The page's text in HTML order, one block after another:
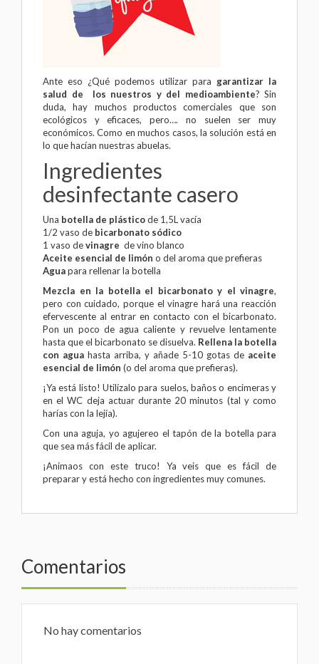
Ante eso ¿Qué podemos utilizar para garantizar la
salud de los nuestros y del medioambiente? Sin
duda, hay muchos productos comerciales que son
ecológicos y eficaces, pero…. no suelen ser muy
económicos. Como en muchos casos, la solución está en
lo que hacían nuestras abuelas.
Ingredientes
desinfectante casero
Una botella de plásticode 1,5L vacía
1/2 vaso de bicarbonato sódico
1 vaso devinagre de vino blanco
Aceite esencial de limón o del aroma que prefieras
Aguapara rellenar la botella
Mezcla en la botella el bicarbonato y el vinagre,
pero con cuidado, porque el vinagre hará una reacción
efervescente al entrar en contacto con el bicarbonato.
Pon un poco de agua caliente y revuelve lentamente
hasta que el bicarbonato se disuelva. Rellena la botella
con agua hasta arriba, y añade 5-10 gotas de aceite
esencial de limón (o del aroma que prefieras).
¡Ya está listo! Utilízalo para suelos, baños o encimeras y
en el WC deja actuar durante 20 minutos (tal y como
harías con la lejía).
Con una aguja, yo agujereo el tapón de la botella para
que sea más fácil de aplicar.
¡Animaos con este truco! Ya veis que es fácil de
preparar y está hecho con ingredientes muy comunes.
Comentarios
No hay comentarios